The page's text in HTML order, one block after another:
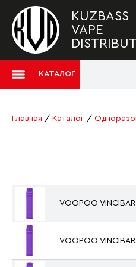
KUZBASS
VAPE
КАТАЛОГ
Главная / Каталог /
VOOPOO
VOOPOO